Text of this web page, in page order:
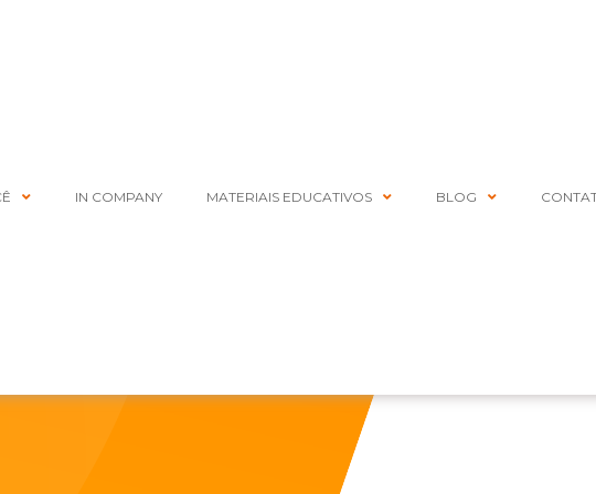
IN COMPANY MATERIAIS EDUCATIVOS BLOG